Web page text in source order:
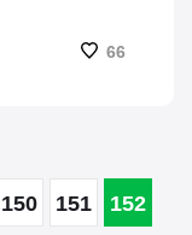
66
150 151
152